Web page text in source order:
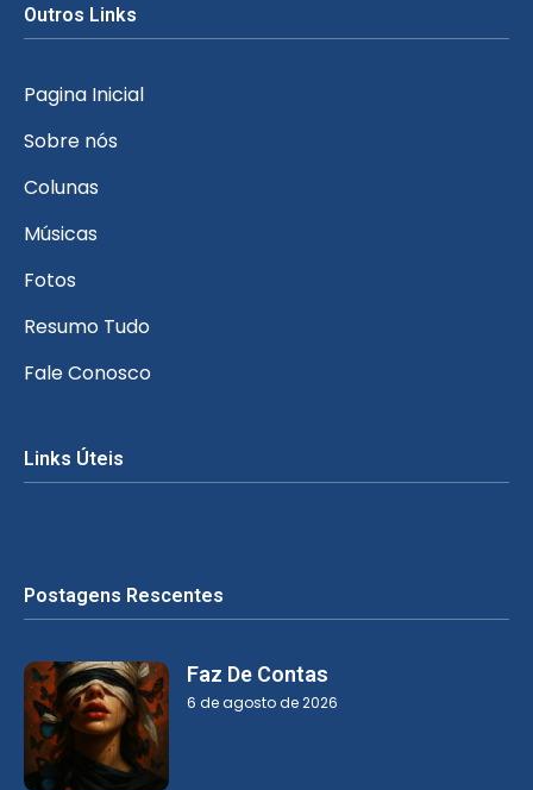
Outros Links
Pagina Inicial
Sobre nós
Colunas
Músicas
Fotos
Resumo Tudo
Fale Conosco
Links Úteis
Postagens Rescentes
Faz De Contas
6 de agosto de 2026